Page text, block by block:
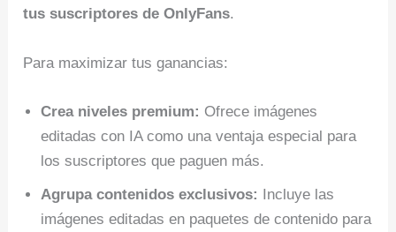
tus suscriptores de OnlyFans.
Para maximizar tus ganancias:
Crea niveles premium: Ofrece imágenes
editadas con IA como una ventaja especial para
los suscriptores que paguen más.
Agrupa contenidos exclusivos: Incluye las
imágenes editadas en paquetes de contenido para